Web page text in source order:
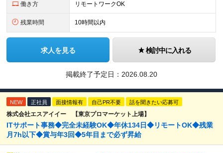
働き方 リモートワークOK
残業時間 10時間以内
求人を見る 検討中に入れる
掲載終了予定日： 2026.08.20
NEW 正社員 面接情報有 自己PR不要 話を聞きたい応募可
株式会社エスアイイー 【東京プロマーケット上場】
ITサポート事務◆完全未経験OK◆年休134日◆リモートOK◆残業
月7h以下◆賞与年3回◆5年目まで必ず昇給